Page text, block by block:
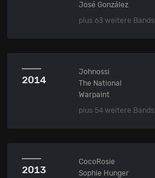
José González
plus 63 weitere Bands
2014
Johnossi
The National
Warpaint
plus 54 weitere Bands
2013
CocoRosie
Sophie Hunger